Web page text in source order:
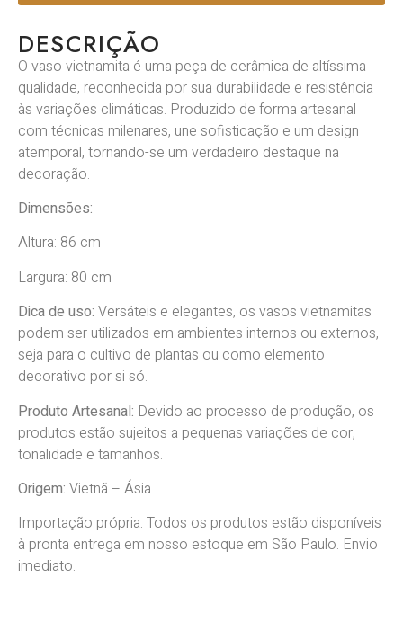
DESCRIÇÃO
O vaso vietnamita é uma peça de cerâmica de altíssima
qualidade, reconhecida por sua durabilidade e resistência
às variações climáticas. Produzido de forma artesanal
com técnicas milenares, une sofisticação e um design
atemporal, tornando-se um verdadeiro destaque na
decoração.
Dimensões:
Altura: 86 cm
Largura: 80 cm
Dica de uso: Versáteis e elegantes, os vasos vietnamitas
podem ser utilizados em ambientes internos ou externos,
seja para o cultivo de plantas ou como elemento
decorativo por si só.
Produto Artesanal: Devido ao processo de produção, os
produtos estão sujeitos a pequenas variações de cor,
tonalidade e tamanhos.
Origem: Vietnã – Ásia
Importação própria. Todos os produtos estão disponíveis
à pronta entrega em nosso estoque em São Paulo. Envio
imediato.